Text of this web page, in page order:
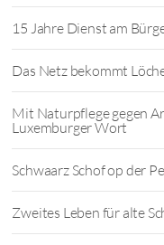
15 Jahre Dienst am
Das Netz bekommt
Mit Naturpflege gegen
Luxemburger Wort
Schwaarz Schof op der
Zweites Leben für alte